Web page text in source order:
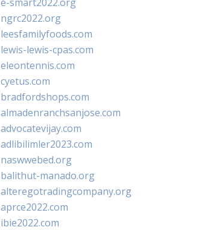
ngrc2022.org
leesfamilyfoods.com
lewis-lewis-cpas.com
eleontennis.com
cyetus.com
bradfordshops.com
almadenranchsanjose.com
advocatevijay.com
adlibilimler2023.com
naswwebed.org
balithut-manado.org
alteregotradingcompany.org
aprce2022.com
ibie2022.com